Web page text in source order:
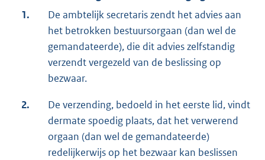
1.
De ambtelijk secretaris zendt het advies aan
het betrokken bestuursorgaan (dan wel de
gemandateerde), die dit advies zelfstandig
verzendt vergezeld van de beslissing op
bezwaar.
2.
De verzending, bedoeld in het eerste lid, vindt
dermate spoedig plaats, dat het verwerend
orgaan (dan wel de gemandateerde)
redelijkerwijs op het bezwaar kan beslissen